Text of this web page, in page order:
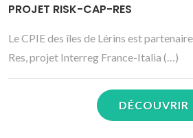
PROJET RISK-CAP-RES
Le CPIE des îles de Lérins est
Res, projet Interreg France-Italia (…)
DÉCOUVRIR